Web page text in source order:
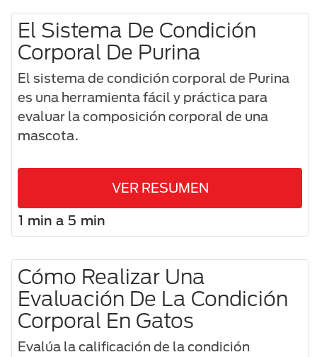
El Sistema De Condición
Corporal De Purina
El sistema de condición corporal de Purina
es una herramienta fácil y práctica para
evaluar la composición corporal de una
mascota.​
VER RESUMEN
1 min a 5 min
Cómo Realizar Una
Evaluación De La Condición
Corporal En Gatos
Evalúa la calificación de la condición